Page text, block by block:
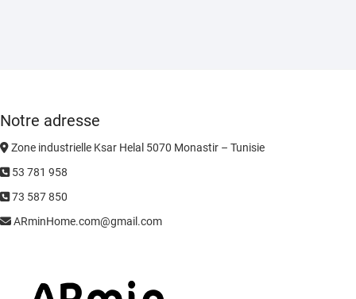
Notre adresse
Zone industrielle Ksar Helal 5070 Monastir – Tunisie
53 781 958
73 587 850
ARminHome.com@gmail.com